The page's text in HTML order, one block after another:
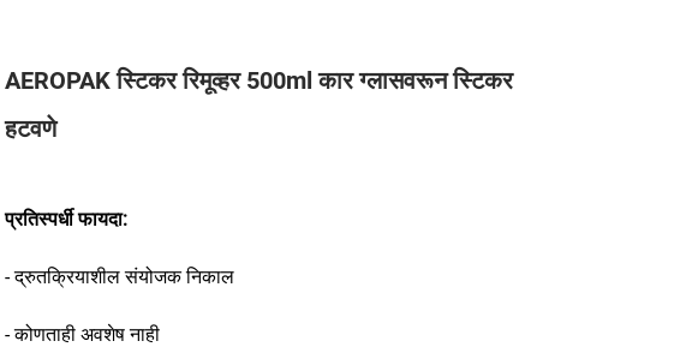
AEROPAK स्टिकर रिमूव्हर 500ml कार ग्लासवरून स्टिकर
हटवणे
प्रतिस्पर्धी फायदा:
- द्रुतक्रियाशील संयोजक निकाल
- कोणताही अवशेष नाही